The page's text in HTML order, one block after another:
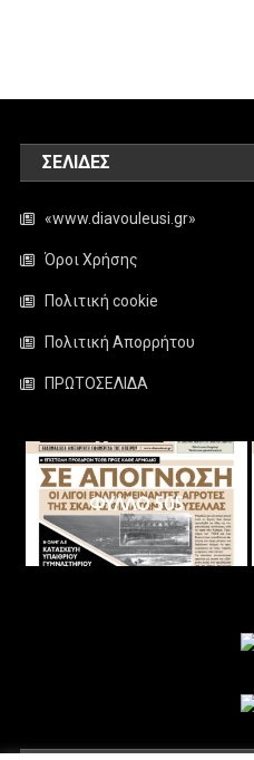
ΣΕΛΊΔΕΣ
«www.diavouleusi.gr»
Όροι Χρήσης
Πολιτική cookie
Πολιτική Απορρήτου
ΠΡΩΤΟΣΕΛΙΔΑ
ΦΥΛΛΟ 505